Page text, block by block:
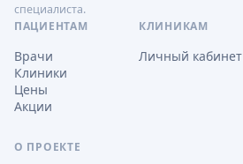
специалиста.
ПАЦИЕНТАМ
Врачи
Клиники
Цены
Акции
КЛИНИКАМ
Личный кабинет
О ПРОЕКТЕ